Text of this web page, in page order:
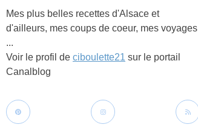
Mes plus belles recettes d'Alsace et
d'ailleurs, mes coups de coeur, mes voyages
...
Voir le profil de ciboulette21 sur le portail
Canalblog